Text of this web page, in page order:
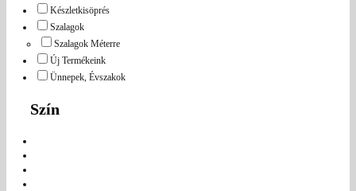
Készletkisöprés
Szalagok
Szalagok Méterre
Új Termékeink
Ünnepek, Évszakok
Szín